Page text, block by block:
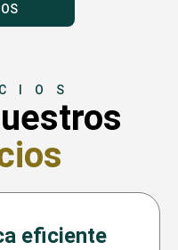
eficiente